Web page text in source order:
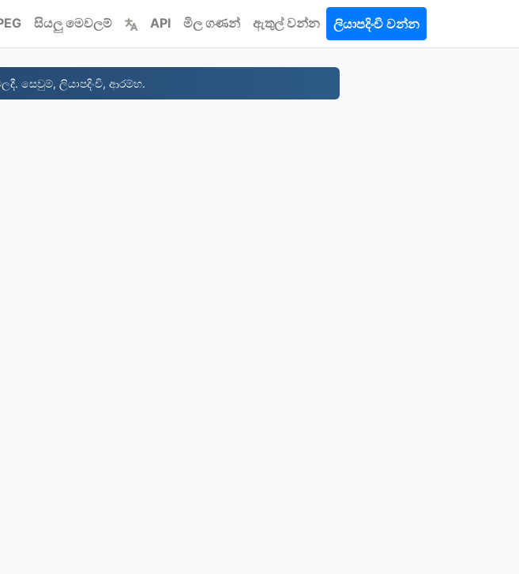
සියලු මෙවලම් API මිල ගණන් ඇතුල් වන්න ලියාපදිංචි වන්න
සෙවුම්, ලියාපදිංචි, ආරම්භ.